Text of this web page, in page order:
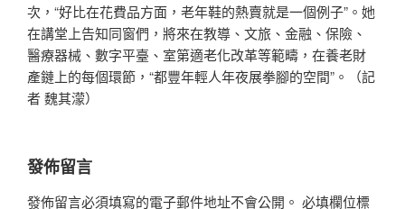
次，“好比在花費品方面，老年鞋的熱賣就是一個例子”。她
在講堂上告知同窗們，將來在教導、文旅、金融、保險、
醫療器械、數字平臺、室第適老化改革等範疇，在養老財
產鏈上的每個環節，“都豐年輕人年夜展拳腳的空間”。（記
者 魏其濛）
發佈留言
發佈留言必須填寫的電子郵件地址不會公開。 必填欄位標